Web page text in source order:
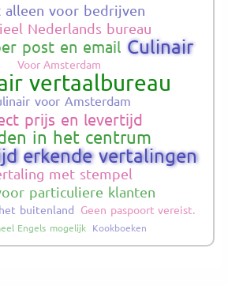
alleen voor bedrijven
Nederlands bureau
post en email Culinair
Voor Amsterdam
vertaalbureau
voor Amsterdam
prijs en levertijd
in het centrum
erkende vertalingen
met stempel
particuliere klanten
buitenland Geen paspoort vereist.
Engels mogelijk Kookboeken